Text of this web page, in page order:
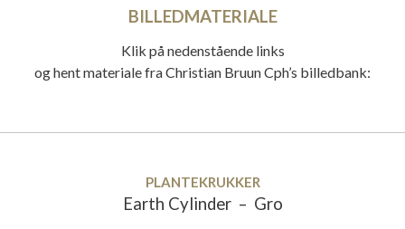
BILLEDMATERIALE
Klik på nedenstående links
og hent materiale fra Christian Bruun Cph’s billedbank:
PLANTEKRUKKER
Earth Cylinder – Gro